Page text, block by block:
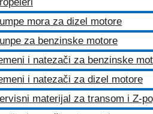
mora za dizel motore
za benzinske motore
i natezači za benzinske
i natezači za dizel motore
materijal za transom i Z-